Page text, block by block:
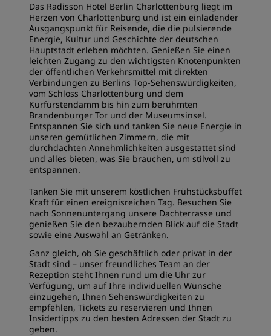
Das Radisson Hotel Berlin Charlottenburg liegt im
Herzen von Charlottenburg und ist ein einladender
Ausgangspunkt für Reisende, die die pulsierende
Energie, Kultur und Geschichte der deutschen
Hauptstadt erleben möchten. Genießen Sie einen
leichten Zugang zu den wichtigsten Knotenpunkten
der öffentlichen Verkehrsmittel mit direkten
Verbindungen zu Berlins Top-Sehenswürdigkeiten,
vom Schloss Charlottenburg und dem
Kurfürstendamm bis hin zum berühmten
Brandenburger Tor und der Museumsinsel.
Entspannen Sie sich und tanken Sie neue Energie in
unseren gemütlichen Zimmern, die mit
durchdachten Annehmlichkeiten ausgestattet sind
und alles bieten, was Sie brauchen, um stilvoll zu
entspannen.
Tanken Sie mit unserem köstlichen Frühstücksbuffet
Kraft für einen ereignisreichen Tag. Besuchen Sie
nach Sonnenuntergang unsere Dachterrasse und
genießen Sie den bezaubernden Blick auf die Stadt
sowie eine Auswahl an Getränken.
Ganz gleich, ob Sie geschäftlich oder privat in der
Stadt sind – unser freundliches Team an der
Rezeption steht Ihnen rund um die Uhr zur
Verfügung, um auf Ihre individuellen Wünsche
einzugehen, Ihnen Sehenswürdigkeiten zu
empfehlen, Tickets zu reservieren und Ihnen
Insidertipps zu den besten Adressen der Stadt zu
geben.